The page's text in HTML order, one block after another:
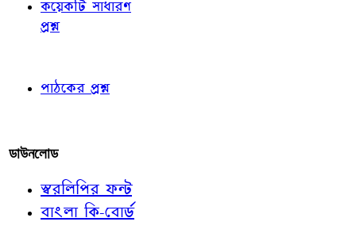
কয়েকটি সাধারণ
প্রশ্ন
পাঠকের প্রশ্ন
ডাউনলোড
স্বরলিপির ফন্ট
বাংলা কি-বোর্ড